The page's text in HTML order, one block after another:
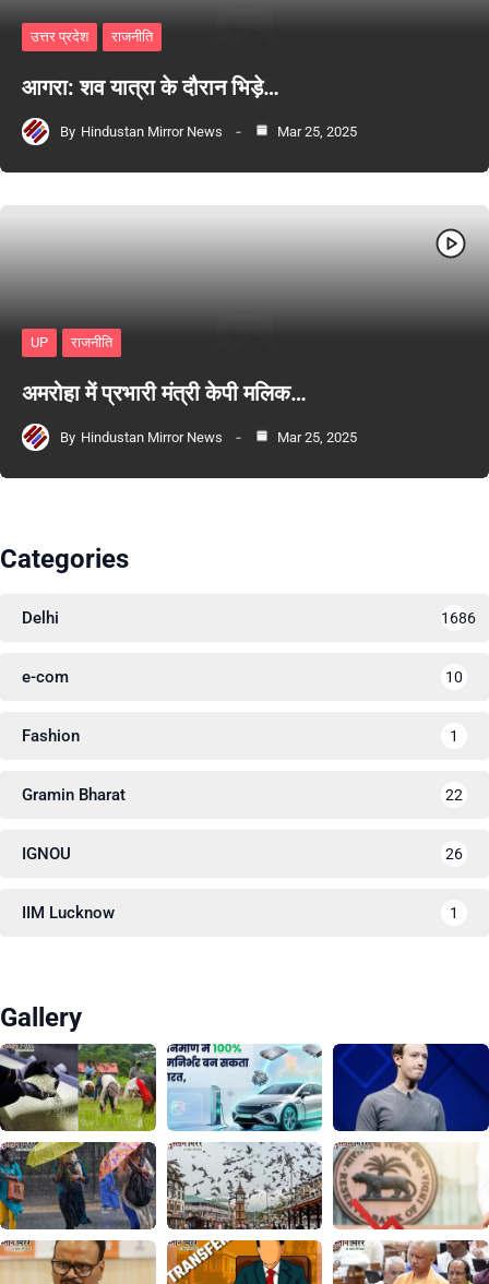
उत्तर प्रदेश राजनीति
आगरा: शव यात्रा के दौरान भिड़े…
By Hindustan Mirror News Mar 25, 2025
UP राजनीति
अमरोहा में प्रभारी मंत्री केपी मलिक…
By Hindustan Mirror News Mar 25, 2025
Categories
Delhi 1686
e-com 10
Fashion 1
Gramin Bharat 22
IGNOU 26
IIM Lucknow 1
Gallery